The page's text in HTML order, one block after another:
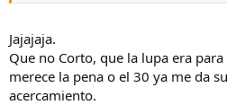
Si a un objetivo que enfoca a 9,5cm
lupa, el objeto que enfoques te va a
Jajajaja.
Que no Corto, que la lupa era
merece la pena o el 30 ya me da
acercamiento.